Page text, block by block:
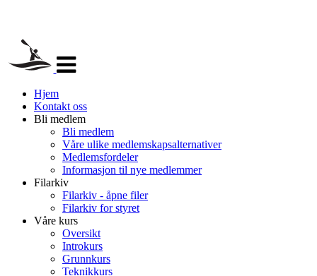
navigasjon
Hjem
Kontakt oss
Bli medlem
Bli medlem
Våre ulike medlemskapsalternativer
Medlemsfordeler
Informasjon til nye medlemmer
Filarkiv
Filarkiv - åpne filer
Filarkiv for styret
Våre kurs
Oversikt
Introkurs
Grunnkurs
Teknikkurs